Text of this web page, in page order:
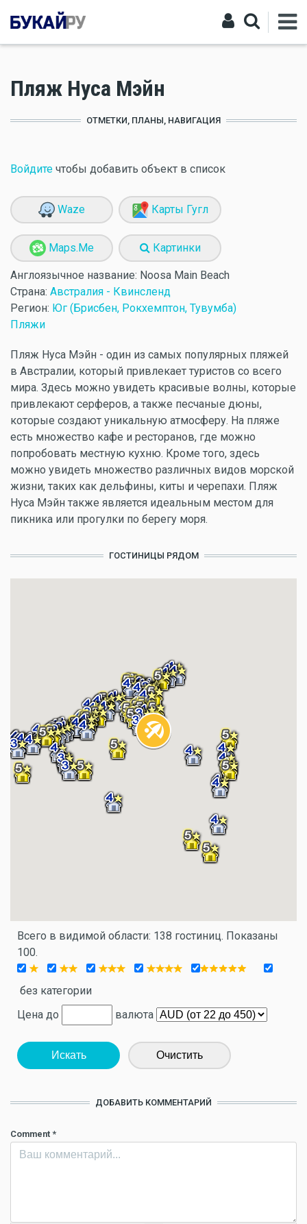
Пляж Нуса Мэйн
ОТМЕТКИ, ПЛАНЫ, НАВИГАЦИЯ
Войдите чтобы добавить объект в список
Waze Карты Гугл
Maps.Me Картинки
Англоязычное название: Noosa Main Beach
Страна: Австралия - Квинсленд
Регион: Юг (Брисбен, Рокхемптон, Тувумба)
Пляжи
Пляж Нуса Мэйн - один из самых популярных пляжей
в Австралии, который привлекает туристов со всего
мира. Здесь можно увидеть красивые волны, которые
привлекают серферов, а также песчаные дюны,
которые создают уникальную атмосферу. На пляже
есть множество кафе и ресторанов, где можно
попробовать местную кухню. Кроме того, здесь
можно увидеть множество различных видов морской
жизни, таких как дельфины, киты и черепахи. Пляж
Нуса Мэйн также является идеальным местом для
пикника или прогулки по берегу моря.
ГОСТИНИЦЫ РЯДОМ
Всего в видимой области: 138 гостиниц. Показаны
100.
без категории
Цена до
валюта
Искать Очистить
ДОБАВИТЬ КОММЕНТАРИЙ
Comment *